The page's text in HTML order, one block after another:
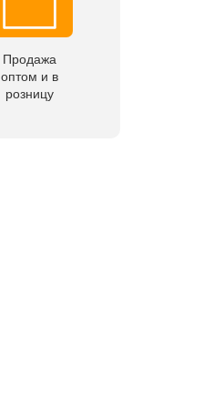
Продажа
оптом и в
розницу